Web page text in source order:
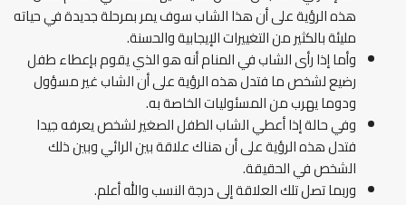
هذه الرؤية على أن هذا الشاب سوف يمر بمرحلة جديدة في حياته
مليئة بالكثير من التغييرات الإيجابية والحسنة.
وأما إذا رأى الشاب في المنام أنه هو الذي يقوم بإعطاء طفل
رضيع لشخص ما فتدل هذه الرؤية على أن الشاب غير مسؤول
ودوما يهرب من المسئوليات الخاصة به.
وفي حالة إذا أعطي الشاب الطفل الصغير لشخص يعرفه جيدا
فتدل هذه الرؤية على أن هناك علاقة بين الرائي وبين ذلك
الشخص في الحقيقة.
وربما تصل تلك العلاقة إلى درجة النسب والله أعلم.